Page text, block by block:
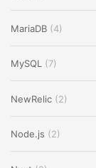
MariaDB (4)
MySQL (7)
NewRelic (2)
Node.js (2)